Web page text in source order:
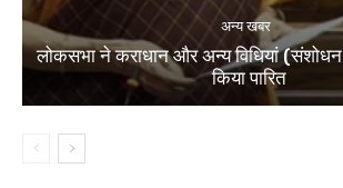
अन्य खबर
लोकसभा ने कराधान और अन्य विधियां
किया पारित